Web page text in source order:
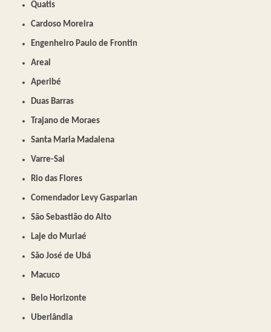
Quatis
Cardoso Moreira
Engenheiro Paulo de Frontin
Areal
Aperibé
Duas Barras
Trajano de Moraes
Santa Maria Madalena
Varre-Sai
Rio das Flores
Comendador Levy Gasparian
São Sebastião do Alto
Laje do Muriaé
São José de Ubá
Macuco
Belo Horizonte
Uberlândia